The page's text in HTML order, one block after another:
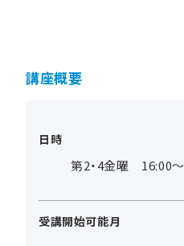
講座概要
日時
第2・4金曜 16:00
受講開始可能月